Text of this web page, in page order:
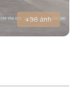
+36 ảnh